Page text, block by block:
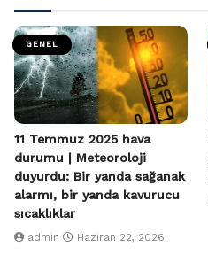
GENEL
11 Temmuz 2025 hava
durumu | Meteoroloji
duyurdu: Bir yanda sağanak
alarmı, bir yanda kavurucu
sıcaklıklar
admin Haziran 22, 2026